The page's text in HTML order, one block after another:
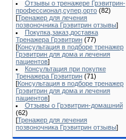
Отзывы о тренажере Грэвитрин-
профессионал,супер,орто (82)
[Тренажер для лечения
позвоночника Грэвитрин отзывы]
Покупка,заказ,доставка
Тренажера Грэвитрин (77)
[Консультация в подборе тренажер
Грэвитрин для дома и лечения
пациентов]
Консультация при покупке
Тренажера Грэвитрин (71)
[Консультация в подборе тренажер
Грэвитрин для дома и лечения
пациентов]
Отзывы о Грэвитрин-домашний
(62)
[Тренажер для лечения
позвоночника Грэвитрин отзывы]